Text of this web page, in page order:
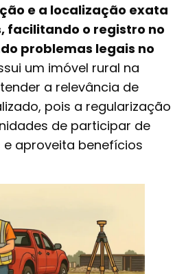
e a localização exata
facilitando o registro no
problemas legais no
um imóvel rural na
a relevância de
pois a regularização
de participar de
aproveita benefícios